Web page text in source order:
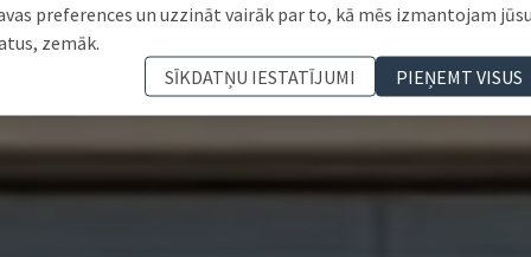
preferences un uzzināt vairāk par to, kā mēs izmantojam
zemāk.
SĪKDATŅU IESTATĪJUMI
PIEŅEMT VISUS